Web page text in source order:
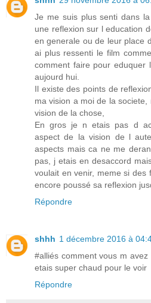
Je me suis plus senti dans
une reflexion sur l education
en generale ou de leur place
ai plus ressenti le film
comment faire pour eduquer
aujourd hui.
Il existe des points de
ma vision a moi de la
vision de la chose,
En gros je n etais pas d
aspect de la vision de l
aspects mais ca ne me
pas, j etais en desaccord
voulait en venir, meme si des
encore poussé sa reflexion
Répondre
shhh 1 décembre 2016 à
#alliés comment vous m
etais super chaud pour le voir
Répondre